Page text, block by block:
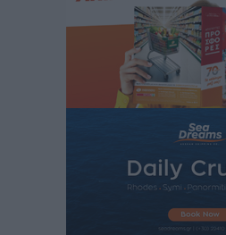
πριν 11 ώρες
“Η Ευρώπη αντιμετώπιζε το
τρόμου” – Η συγκλονιστική
Γιασιράνη στον RV για τα
πριν 11 ώρες
Συναυλία με τον Γιάννη